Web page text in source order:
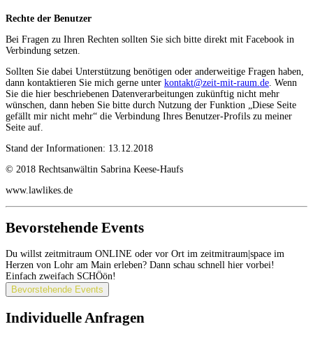
Rechte der Benutzer
Bei Fragen zu Ihren Rechten sollten Sie sich bitte direkt mit Facebook in
Verbindung setzen.
Sollten Sie dabei Unterstützung benötigen oder anderweitige Fragen haben,
dann kontaktieren Sie mich gerne unter kontakt@zeit-mit-raum.de . Wenn
Sie die hier beschriebenen Datenverarbeitungen zukünftig nicht mehr
wünschen, dann heben Sie bitte durch Nutzung der Funktion „Diese Seite
gefällt mir nicht mehr“ die Verbindung Ihres Benutzer-Profils zu meiner
Seite auf.
Stand der Informationen: 13.12.2018
© 2018 Rechtsanwältin Sabrina Keese-Haufs
www.lawlikes.de
Bevorstehende Events
Du willst zeitmitraum ONLINE oder vor Ort im zeitmitraum|space im
Herzen von Lohr am Main erleben? Dann schau schnell hier vorbei!
Einfach zweifach SCHÖön!
Bevorstehende Events
Individuelle Anfragen